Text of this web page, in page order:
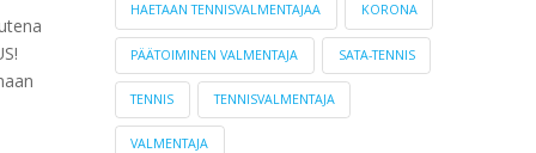
HAETAAN TENNISVALMENTAJAA KORONA
PÄÄTOIMINEN VALMENTAJA SATA-TENNIS
TENNIS TENNISVALMENTAJA
VALMENTAJA